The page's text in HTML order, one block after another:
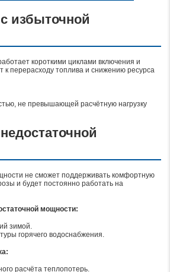
избыточной
короткими циклами включения и
к перерасходу топлива и снижению ресурса
не превышающей расчётную нагрузку
не сможет поддерживать комфортную
и будет постоянно работать на
мощности:
зимой.
горячего водоснабжения.
расчёта теплопотерь.